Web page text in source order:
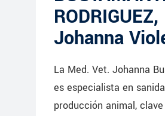
RODRIGUEZ,
Johanna
La Med. Vet. Johanna
es especialista en
producción animal,